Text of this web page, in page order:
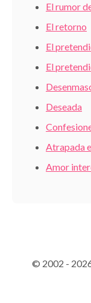
El rumor
El retorno
El
El
Deseada
Atrapada
Amor
© 2002 -